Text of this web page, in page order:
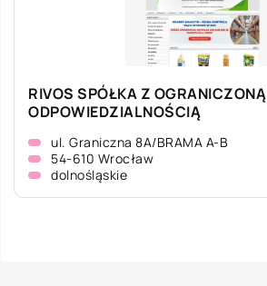
RIVOS SPÓŁKA Z OGRANICZONĄ
ODPOWIEDZIALNOŚCIĄ
ul. Graniczna 8A/BRAMA A-B
54-610 Wrocław
dolnośląskie